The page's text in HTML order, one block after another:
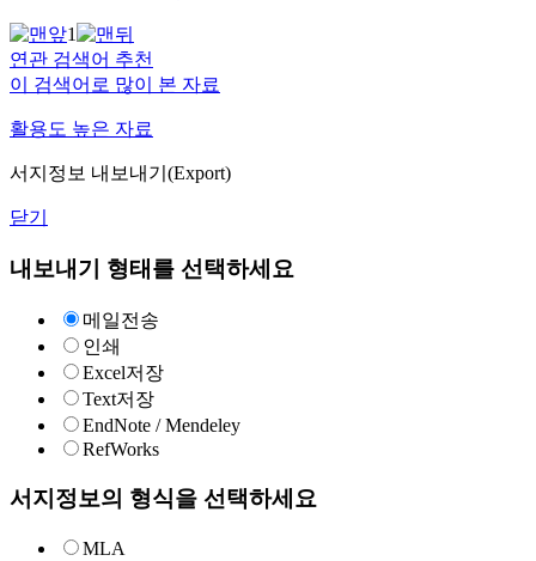
1
연관 검색어 추천
이 검색어로 많이 본 자료
활용도 높은 자료
서지정보 내보내기(Export)
닫기
내보내기 형태를 선택하세요
메일전송
인쇄
Excel저장
Text저장
EndNote / Mendeley
RefWorks
서지정보의 형식을 선택하세요
MLA